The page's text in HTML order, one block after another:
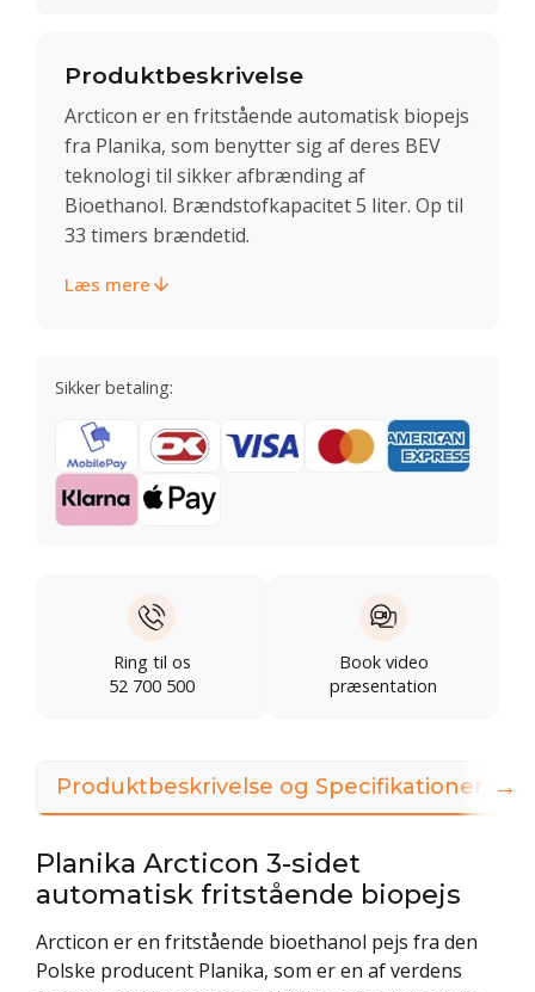
Produktbeskrivelse
Arcticon er en fritstående automatisk biopejs
fra Planika, som benytter sig af deres BEV
teknologi til sikker afbrænding af
Bioethanol. Brændstofkapacitet 5 liter. Op til
33 timers brændetid.
Læs mere
Sikker betaling:
Ring til os
52 700 500
Book video
præsentation
Produktbeskrivelse og Specifikationer
Planika Arcticon 3-sidet
automatisk fritstående biopejs
Arcticon er en fritstående bioethanol pejs fra den
Polske producent Planika, som er en af verdens
→